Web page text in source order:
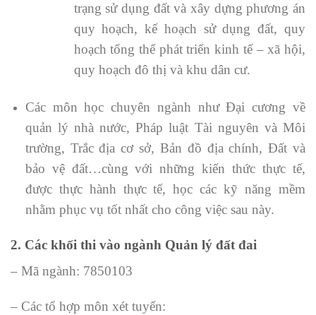
trạng sử dụng đất và xây dựng phương án
quy hoạch, kế hoạch sử dụng đất, quy
hoạch tổng thể phát triển kinh tế – xã hội,
quy hoạch đô thị và khu dân cư.
Các môn học chuyên ngành như Đại cương về
quản lý nhà nước, Pháp luật Tài nguyên và Môi
trường, Trắc địa cơ sở, Bản đồ địa chính, Đất và
bảo vệ đất…cùng với những kiến thức thực tế,
được thực hành thực tế, học các kỹ năng mềm
nhằm phục vụ tốt nhất cho công việc sau này.
2. Các khối thi vào ngành Quản lý đất đai
– Mã ngành: 7850103
– Các tổ hợp môn xét tuyển: